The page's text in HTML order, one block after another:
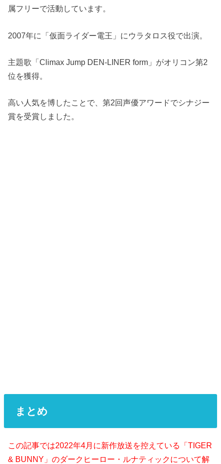
属フリーで活動しています。
2007年に「仮面ライダー電王」にウラタロス役で出演。
主題歌「Climax Jump DEN-LINER form」がオリコン第2
位を獲得。
高い人気を博したことで、第2回声優アワードでシナジー
賞を受賞しました。
まとめ
この記事では2022年4月に新作放送を控えている「TIGER
& BUNNY」のダークヒーロー・ルナティックについて解